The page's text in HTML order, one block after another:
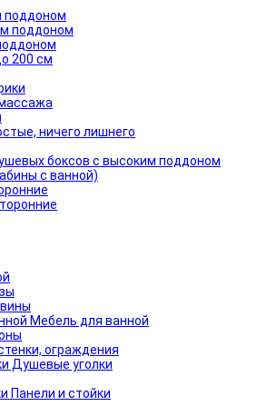
поддоном
поддоном
200 см
ничего лишнего
боксов с высоким поддоном
с ванной)
Мебель для ванной
ограждения
Душевые уголки
Панели и стойки